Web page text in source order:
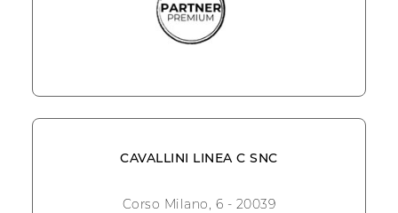
CAVALLINI LINEA C SNC
Corso Milano, 6 - 20039